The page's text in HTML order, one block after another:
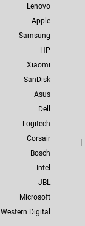
Lenovo
Apple
Samsung
HP
Xiaomi
SanDisk
Asus
Dell
Logitech
Corsair
Bosch
Intel
JBL
Microsoft
Western Digital